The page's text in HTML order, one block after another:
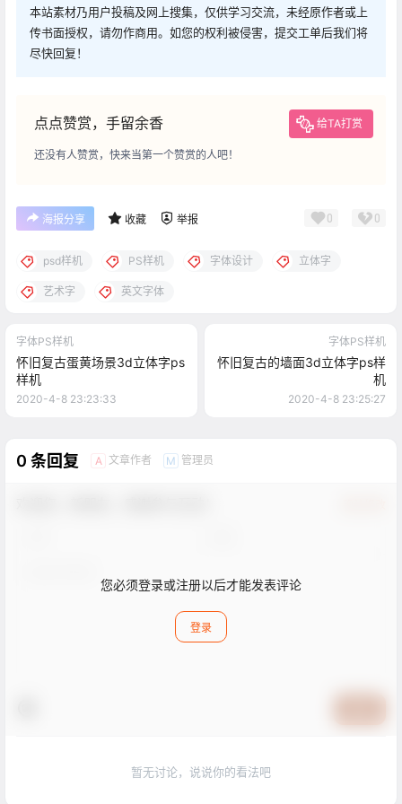
本站素材乃用户投稿及网上搜集，仅供学习交流，未经原作者或上
传书面授权，请勿作商用。如您的权利被侵害，提交工单后我们将
尽快回复！
点点赞赏，手留余香 给TA打赏
还没有人赞赏，快来当第一个赞赏的人吧！
海报分享 收藏 举报 0 0
psd样机 PS样机 字体设计 立体字
艺术字 英文字体
字体PS样机
怀旧复古蛋黄场景3d立体字ps
样机
2020-4-8 23:23:33
字体PS样机
怀旧复古的墙面3d立体字ps样
机
2020-4-8 23:25:27
0 条回复 A 文章作者 M 管理员
您必须登录或注册以后才能发表评论
登录
暂无讨论，说说你的看法吧